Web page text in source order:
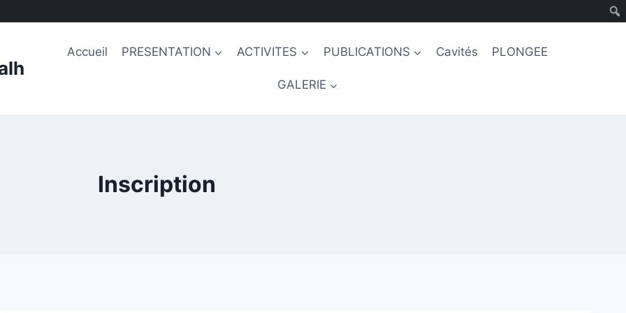
Accueil PRESENTATION ACTIVITES PUBLICATIONS Cavités PLONGEE
GALERIE
Inscription